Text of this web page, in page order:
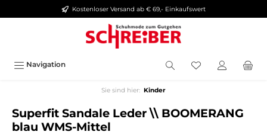
springen Kostenloser Versand ab € 69,- Einkaufswert
Navigation
Sie sind hier: Kinder
Superfit Sandale Leder \\ BOOMERANG
blau WMS-Mittel